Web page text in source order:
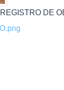
DE